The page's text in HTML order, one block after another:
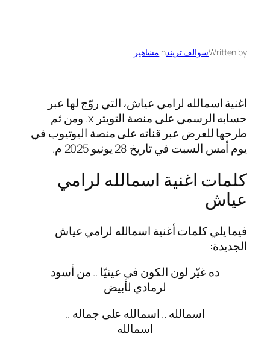
Written byسوالف تريندinمشاهير
اغنية اسمالله لرامي عياش، التي روّج لها عبر
حسابه الرسمي على منصة التويتر x. ومن ثم
طرحها للعرض عبر قناته على منصة اليوتيوب في
يوم أمس السبت في تاريخ 28 يونيو 2025 م.
كلمات اغنية اسمالله لرامي
عياش
فيما يلي كلمات أغنية اسمالله لرامي عياش
الجديدة:
ده غيّر لون الكون في عينيّا .. من أسود
لرمادي لأبيض
اسمالله .. اسمالله على جماله ..
اسمالله